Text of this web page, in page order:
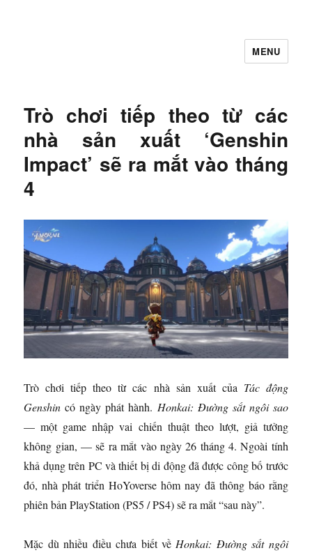
MENU
Trò chơi tiếp theo từ các
nhà sản xuất ‘Genshin
Impact’ sẽ ra mắt vào tháng
4
Trò chơi tiếp theo từ các nhà sản xuất của Tác động
Genshin có ngày phát hành. Honkai: Đường sắt ngôi sao
— một game nhập vai chiến thuật theo lượt, giả tưởng
không gian, — sẽ ra mắt vào ngày 26 tháng 4. Ngoài tính
khả dụng trên PC và thiết bị di động đã được công bố trước
đó, nhà phát triển HoYoverse hôm nay đã thông báo rằng
phiên bản PlayStation (PS5 / PS4) sẽ ra mắt “sau này”.
Mặc dù nhiều điều chưa biết về Honkai: Đường sắt ngôi